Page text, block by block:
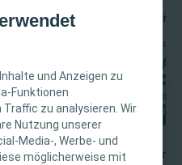
und Anzeigen zu
Funktionen
zu analysieren. Wir
Nutzung unserer
Media-, Werbe- und
möglicherweise mit
nur an medizinisches
umfasst
Theorie und
Siehier .
Mehr
Termine: